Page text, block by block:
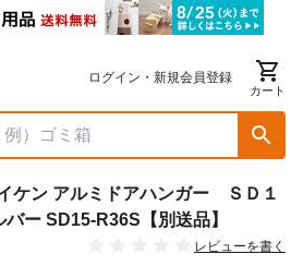
ログイン・新規会員登録
カート
ケン アルミドアハンガー ＳＤ１
ー SD15-R36S【別送品】
レビューを書く